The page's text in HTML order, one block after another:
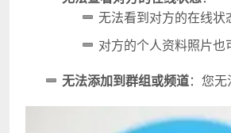
无法看到对方的在线状
对方的个人资料照片也
无法添加到群组或频道：您